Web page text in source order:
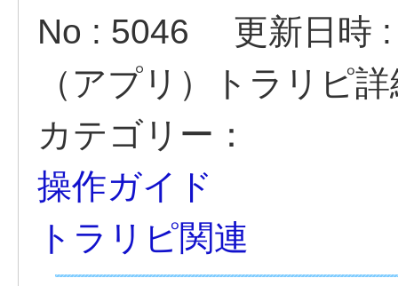
No : 5046
更新日時
（アプリ）トラリピ
カテゴリー：
操作ガイド
トラリピ関連